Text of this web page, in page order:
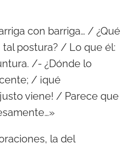
con barriga… / ¿Qué
tal postura? / Lo que él:
/- ¿Dónde lo
/ ¡qué
viene! / Parece que
la del